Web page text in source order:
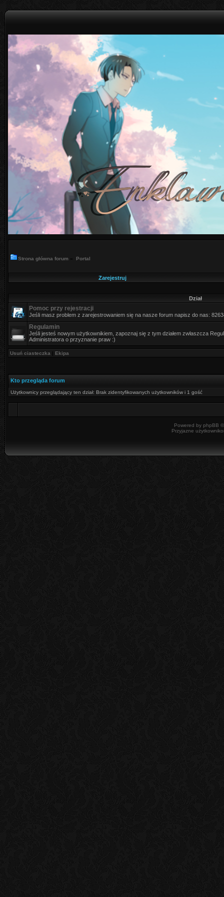
Strona główna forum » Portal
Zarejestruj
Dział
Pomoc przy rejestracji
Jeśli masz problem z zarejestrowaniem się na nasze forum napisz do nas:
Regulamin
Jeśli jesteś nowym użytkownikiem, zapoznaj się z tym działem zwłaszcza
Administratora o przyznanie praw :)
Usuń ciasteczka | Ekipa
Kto przegląda forum
Użytkownicy przeglądający ten dział: Brak zidentyfikowanych użytkowników i 1 gość
Powered by phpBB
Przyjazne